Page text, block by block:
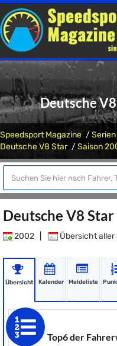
Deutsche
Speedsport Magazine
Deutsche V8 Star
Saison
Deutsche V8
2002 Übersicht aller
Übersicht Kalender Meldeliste
Top6 der